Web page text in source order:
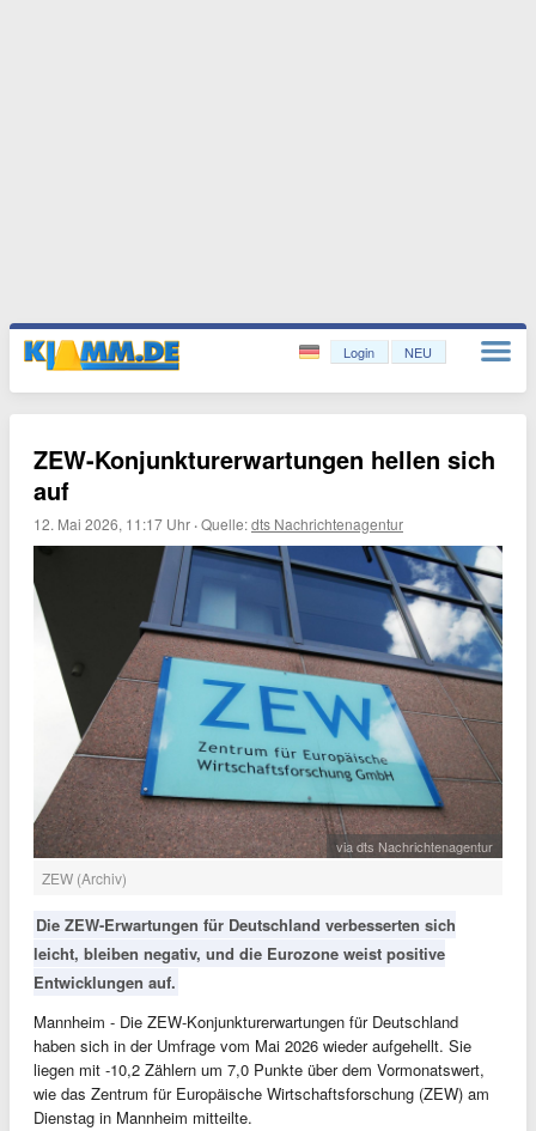
Login NEU
ZEW-Konjunkturerwartungen hellen sich
auf
12. Mai 2026, 11:17 Uhr ·Quelle:dts Nachrichtenagentur
via dts Nachrichtenagentur
ZEW (Archiv)
Die ZEW-Erwartungen für Deutschland verbesserten sich
leicht, bleiben negativ, und die Eurozone weist positive
Entwicklungen auf.
Mannheim - Die ZEW-Konjunkturerwartungen für Deutschland
haben sich in der Umfrage vom Mai 2026 wieder aufgehellt. Sie
liegen mit -10,2 Zählern um 7,0 Punkte über dem Vormonatswert,
wie das Zentrum für Europäische Wirtschaftsforschung (ZEW) am
Dienstag in Mannheim mitteilte.